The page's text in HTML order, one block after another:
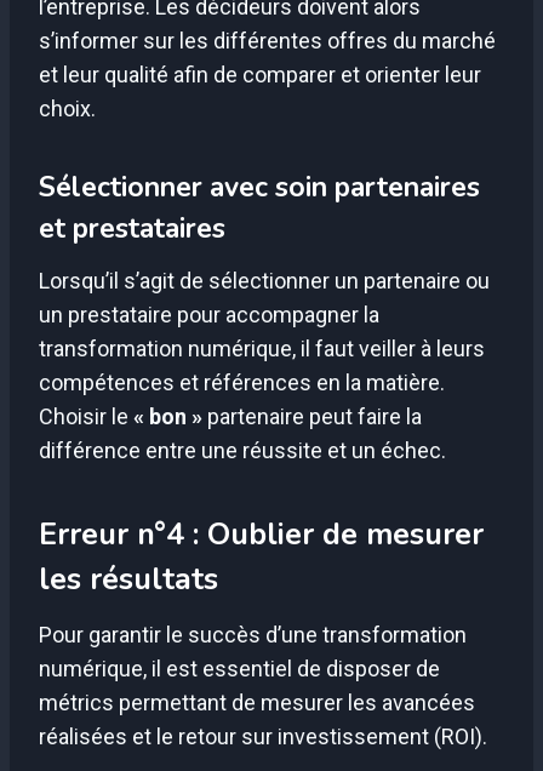
l’entreprise. Les décideurs doivent alors
s’informer sur les différentes offres du marché
et leur qualité afin de comparer et orienter leur
choix.
Sélectionner avec soin partenaires
et prestataires
Lorsqu’il s’agit de sélectionner un partenaire ou
un prestataire pour accompagner la
transformation numérique, il faut veiller à leurs
compétences et références en la matière.
Choisir le « bon » partenaire peut faire la
différence entre une réussite et un échec.
Erreur n°4 : Oublier de mesurer
les résultats
Pour garantir le succès d’une transformation
numérique, il est essentiel de disposer de
métrics permettant de mesurer les avancées
réalisées et le retour sur investissement (ROI).